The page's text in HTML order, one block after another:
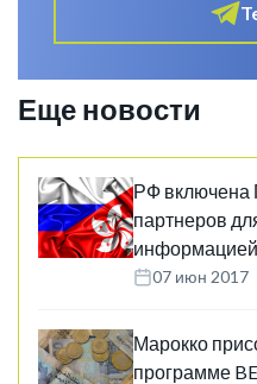
Еще новости
РФ включена
партнеров
информацией
07 июн 2017
Марокко
программе